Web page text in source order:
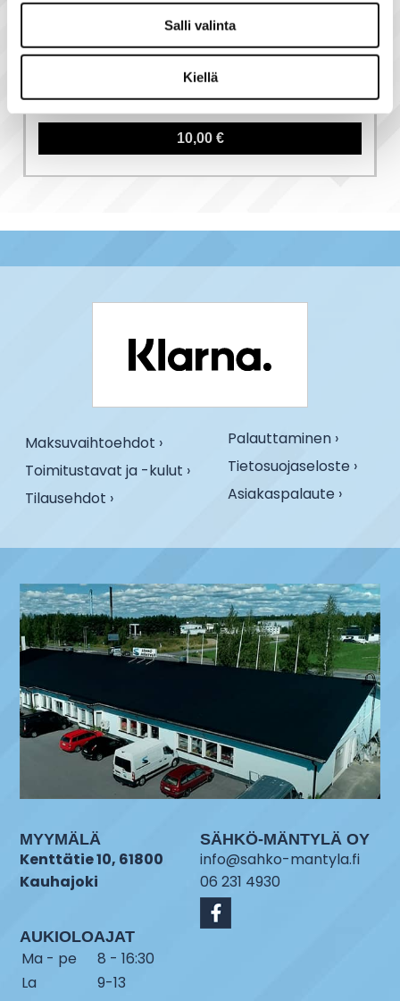
Salli valinta
Kiellä
RJ45 DIN-
kiskokiinnike
runkoliittimelle
10,00 €
Maksuvaihtoehdot ›
Toimitustavat ja -kulut ›
Tilausehdot ›
Palauttaminen ›
Tietosuojaseloste ›
Asiakaspalaute ›
MYYMÄLÄ
Kenttätie 10, 61800
Kauhajoki
AUKIOLOAJAT
Ma - pe
8 - 16:30
La
9-13
SÄHKÖ-MÄNTYLÄ OY
info@sahko-mantyla.fi
06 231 4930